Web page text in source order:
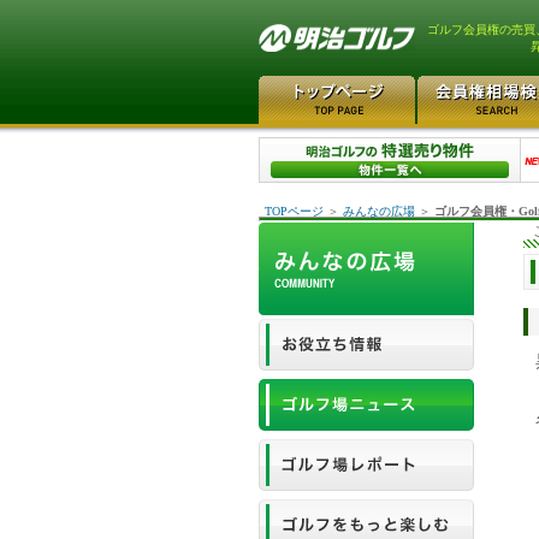
ゴルフ会員権の売
TOPページ ＞ みんなの広場 ＞ ゴルフ会員権・